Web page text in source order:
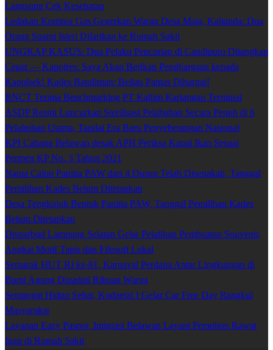
Langsung Cek Kesehatan
Ledakan Kompor Gas Gegerkan Warga Desa Maja, Kalianda: Dua
Orang Suami Isteri Dilarikan ke Rumah Sakit
UNGKAP KASUS: Dua Pelaku Pencurian di Candipuro Ditangkap
Cepat — Kapolres: Saya Akan Berikan Penghargaan kepada
Kapolsek! Kades Batuliman: Beliau Pantas Dihargai!
BNCT Terima Benchmarking PT Kaltim Kariangau Terminal
ASDP Resmi Luncurkan Sterilisasi Pelabuhan Secara Penuh di 6
Pelabuhan Utama, Tandai Era Baru Penyeberangan Nasional
KPI Cabang Belawan desak APH Periksa Kapal Ikan Sesuai
Permen KP No. 3 Tahun 2021
Nama Calon Panitia PAW dari 4 Dusun Telah Disepakati, Tanggal
Pemilihan Kades Belum Ditetapkan
Desa Tengkujuh Bentuk Panitia PAW, Tanggal Pemilihan Kades
Belum Ditetapkan
Disparbud Lampung Selatan Gelar Pelatihan Pembuatan Souvenir,
Angkat Motif Tapis dan Filosofi Lokal
Semarak HUT RI ke-81, Karnaval Perdana Antar Lingkungan di
Bumi Agung Dipadati Ribuan Warga
Semangat Hidup Sehat, Kodaeral I Gelar Car Free Day Rangkul
Masyarakat
Layanan Eazy Paspor, Imigrasi Belawan Layani Pemohon Rawat
Inap di Rumah Sakit